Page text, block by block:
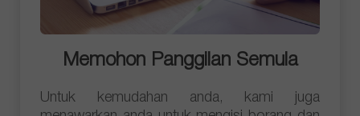
Memohon Panggilan Semula
Untuk kemudahan anda, kami juga